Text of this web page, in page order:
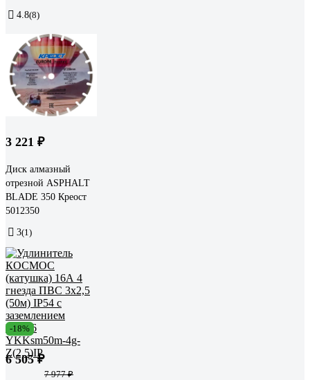
4.8(8)
3 221 ₽
Диск алмазный
отрезной ASPHALT
BLADE 350 Креост
5012350
3(1)
-18%
6 505 ₽
7 977 ₽